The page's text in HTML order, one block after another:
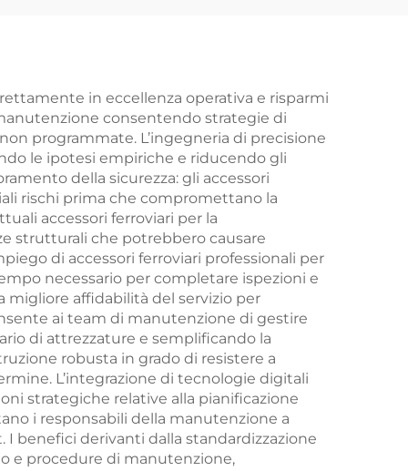
in eccellenza operativa e risparmi
consentendo strategie di
programmate. L’ingegneria di precisione
le ipotesi empiriche e riducendo gli
della sicurezza: gli accessori
rischi prima che compromettano la
accessori ferroviari per la
strutturali che potrebbero causare
di accessori ferroviari professionali per
necessario per completare ispezioni e
migliore affidabilità del servizio per
ai team di manutenzione di gestire
di attrezzature e semplificando la
robusta in grado di resistere a
L’integrazione di tecnologie digitali
strategiche relative alla pianificazione
i responsabili della manutenzione a
benefici derivanti dalla standardizzazione
e procedure di manutenzione,